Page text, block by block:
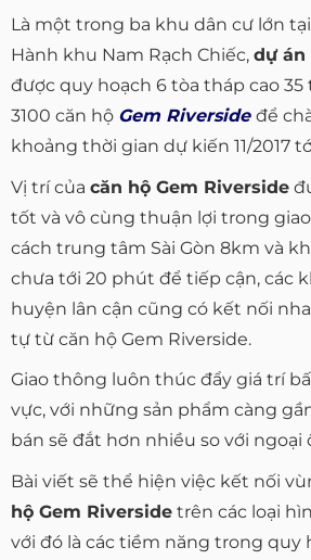
Là một trong ba khu dân cư lớn
Hành khu Nam Rạch Chiếc, dự án
được quy hoạch 6 tòa tháp cao
3100 căn hộ Gem Riverside để
khoảng thời gian dự kiến 11/2017
Vị trí của căn hộ Gem Riverside
tốt và vô cùng thuận lợi trong
cách trung tâm Sài Gòn 8km và
chưa tới 20 phút để tiếp cận, các
huyện lân cận cũng có kết nối
tự từ căn hộ Gem Riverside.
Giao thông luôn thúc đẩy giá trí
vực, với những sản phẩm càng
bán sẽ đắt hơn nhiều so với ngoại
Bài viết sẽ thể hiện việc kết nối
hộ Gem Riverside trên các loại
với đó là các tiềm năng trong quy